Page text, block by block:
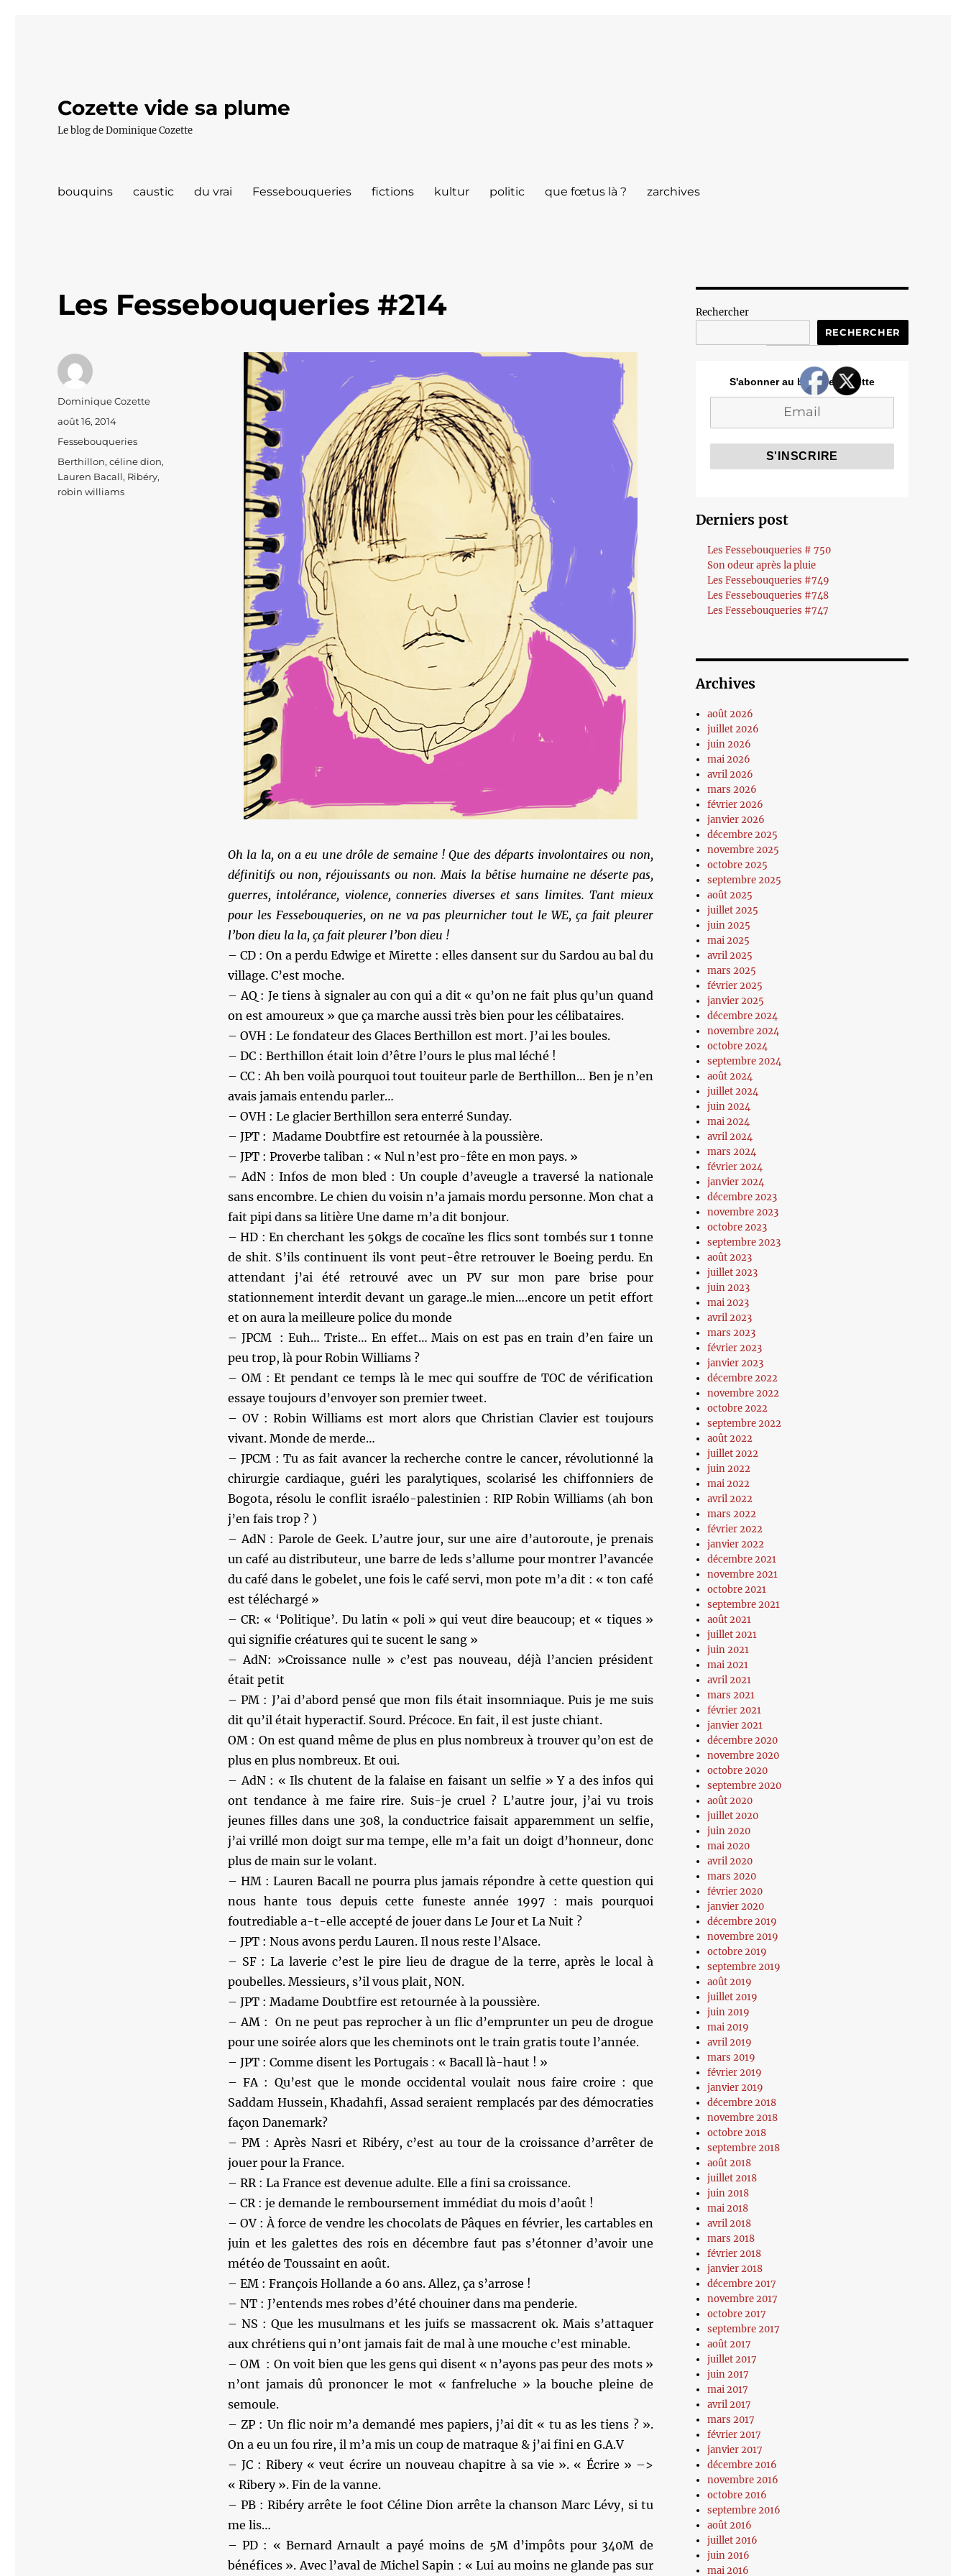
Cozette vide sa plume
Le blog de Dominique Cozette
bouquins caustic du vrai Fessebouqueries fictions kultur politic que fœtus là ? zarchives
Les Fessebouqueries #214
Oh la la, on a eu une drôle de semaine ! Que des départs involontaires ou non,
définitifs ou non, réjouissants ou non. Mais la bêtise humaine ne déserte pas,
guerres, intolérance, violence, conneries diverses et sans limites. Tant mieux
pour les Fessebouqueries, on ne va pas pleurnicher tout le WE, ça fait pleurer
l’bon dieu la la, ça fait pleurer l’bon dieu !
– CD : On a perdu Edwige et Mirette : elles dansent sur du Sardou au bal du
village. C’est moche.
– AQ : Je tiens à signaler au con qui a dit « qu’on ne fait plus qu’un quand
on est amoureux » que ça marche aussi très bien pour les célibataires.
– OVH : Le fondateur des Glaces Berthillon est mort. J’ai les boules.
– DC : Berthillon était loin d’être l’ours le plus mal léché !
– CC : Ah ben voilà pourquoi tout touiteur parle de Berthillon… Ben je n’en
avais jamais entendu parler…
– OVH : Le glacier Berthillon sera enterré Sunday.
– JPT : Madame Doubtfire est retournée à la poussière.
– JPT : Proverbe taliban : « Nul n’est pro-fête en mon pays. »
– AdN : Infos de mon bled : Un couple d’aveugle a traversé la nationale
sans encombre. Le chien du voisin n’a jamais mordu personne. Mon chat a
fait pipi dans sa litière Une dame m’a dit bonjour.
– HD : En cherchant les 50kgs de cocaïne les flics sont tombés sur 1 tonne
de shit. S’ils continuent ils vont peut-être retrouver le Boeing perdu. En
attendant j’ai été retrouvé avec un PV sur mon pare brise pour
stationnement interdit devant un garage..le mien….encore un petit effort
et on aura la meilleure police du monde
– JPCM : Euh… Triste… En effet… Mais on est pas en train d’en faire un
peu trop, là pour Robin Williams ?
– OM : Et pendant ce temps là le mec qui souffre de TOC de vérification
essaye toujours d’envoyer son premier tweet.
– OV : Robin Williams est mort alors que Christian Clavier est toujours
vivant. Monde de merde…
– JPCM : Tu as fait avancer la recherche contre le cancer, révolutionné la
chirurgie cardiaque, guéri les paralytiques, scolarisé les chiffonniers de
Bogota, résolu le conflit israélo-palestinien : RIP Robin Williams (ah bon
j’en fais trop ? )
– AdN : Parole de Geek. L’autre jour, sur une aire d’autoroute, je prenais
un café au distributeur, une barre de leds s’allume pour montrer l’avancée
du café dans le gobelet, une fois le café servi, mon pote m’a dit : « ton café
est téléchargé »
– CR: « ‘Politique’. Du latin « poli » qui veut dire beaucoup; et « tiques »
qui signifie créatures qui te sucent le sang »
– AdN: »Croissance nulle » c’est pas nouveau, déjà l’ancien président
était petit
– PM : J’ai d’abord pensé que mon fils était insomniaque. Puis je me suis
dit qu’il était hyperactif. Sourd. Précoce. En fait, il est juste chiant.
OM : On est quand même de plus en plus nombreux à trouver qu’on est de
plus en plus nombreux. Et oui.
– AdN : « Ils chutent de la falaise en faisant un selfie » Y a des infos qui
ont tendance à me faire rire. Suis-je cruel ? L’autre jour, j’ai vu trois
jeunes filles dans une 308, la conductrice faisait apparemment un selfie,
j’ai vrillé mon doigt sur ma tempe, elle m’a fait un doigt d’honneur, donc
plus de main sur le volant.
– HM : Lauren Bacall ne pourra plus jamais répondre à cette question qui
nous hante tous depuis cette funeste année 1997 : mais pourquoi
foutrediable a-t-elle accepté de jouer dans Le Jour et La Nuit ?
– JPT : Nous avons perdu Lauren. Il nous reste l’Alsace.
– SF : La laverie c’est le pire lieu de drague de la terre, après le local à
poubelles. Messieurs, s’il vous plait, NON.
– JPT : Madame Doubtfire est retournée à la poussière.
– AM : On ne peut pas reprocher à un flic d’emprunter un peu de drogue
pour une soirée alors que les cheminots ont le train gratis toute l’année.
– JPT : Comme disent les Portugais : « Bacall là-haut ! »
– FA : Qu’est que le monde occidental voulait nous faire croire : que
Saddam Hussein, Khadahfi, Assad seraient remplacés par des démocraties
façon Danemark?
– PM : Après Nasri et Ribéry, c’est au tour de la croissance d’arrêter de
jouer pour la France.
– RR : La France est devenue adulte. Elle a fini sa croissance.
– CR : je demande le remboursement immédiat du mois d’août !
– OV : À force de vendre les chocolats de Pâques en février, les cartables en
juin et les galettes des rois en décembre faut pas s’étonner d’avoir une
météo de Toussaint en août.
– EM : François Hollande a 60 ans. Allez, ça s’arrose !
– NT : J’entends mes robes d’été chouiner dans ma penderie.
– NS : Que les musulmans et les juifs se massacrent ok. Mais s’attaquer
aux chrétiens qui n’ont jamais fait de mal à une mouche c’est minable.
– OM : On voit bien que les gens qui disent « n’ayons pas peur des mots »
n’ont jamais dû prononcer le mot « fanfreluche » la bouche pleine de
semoule.
– ZP : Un flic noir m’a demandé mes papiers, j’ai dit « tu as les tiens ? ».
On a eu un fou rire, il m’a mis un coup de matraque & j’ai fini en G.A.V
– JC : Ribery « veut écrire un nouveau chapitre à sa vie ». « Écrire » –>
« Ribery ». Fin de la vanne.
– PB : Ribéry arrête le foot Céline Dion arrête la chanson Marc Lévy, si tu
me lis…
– PD : « Bernard Arnault a payé moins de 5M d’impôts pour 340M de
bénéfices ». Avec l’aval de Michel Sapin : « Lui au moins ne glande pas sur
Auteur
Dominique Cozette
Publié
août 16, 2014
Catégories
Fessebouqueries
Étiquettes
Berthillon,céline dion,
Lauren Bacall, Ribéry,
robin williams
Rechercher
RECHERCHER
S'abonner au blog de Cozette
Derniers post
Les Fessebouqueries # 750
Son odeur après la pluie
Les Fessebouqueries #749
Les Fessebouqueries #748
Les Fessebouqueries #747
Archives
août 2026
juillet 2026
juin 2026
mai 2026
avril 2026
mars 2026
février 2026
janvier 2026
décembre 2025
novembre 2025
octobre 2025
septembre 2025
août 2025
juillet 2025
juin 2025
mai 2025
avril 2025
mars 2025
février 2025
janvier 2025
décembre 2024
novembre 2024
octobre 2024
septembre 2024
août 2024
juillet 2024
juin 2024
mai 2024
avril 2024
mars 2024
février 2024
janvier 2024
décembre 2023
novembre 2023
octobre 2023
septembre 2023
août 2023
juillet 2023
juin 2023
mai 2023
avril 2023
mars 2023
février 2023
janvier 2023
décembre 2022
novembre 2022
octobre 2022
septembre 2022
août 2022
juillet 2022
juin 2022
mai 2022
avril 2022
mars 2022
février 2022
janvier 2022
décembre 2021
novembre 2021
octobre 2021
septembre 2021
août 2021
juillet 2021
juin 2021
mai 2021
avril 2021
mars 2021
février 2021
janvier 2021
décembre 2020
novembre 2020
octobre 2020
septembre 2020
août 2020
juillet 2020
juin 2020
mai 2020
avril 2020
mars 2020
février 2020
janvier 2020
décembre 2019
novembre 2019
octobre 2019
septembre 2019
août 2019
juillet 2019
juin 2019
mai 2019
avril 2019
mars 2019
février 2019
janvier 2019
décembre 2018
novembre 2018
octobre 2018
septembre 2018
août 2018
juillet 2018
juin 2018
mai 2018
avril 2018
mars 2018
février 2018
janvier 2018
décembre 2017
novembre 2017
octobre 2017
septembre 2017
août 2017
juillet 2017
juin 2017
mai 2017
avril 2017
mars 2017
février 2017
janvier 2017
décembre 2016
novembre 2016
octobre 2016
septembre 2016
août 2016
juillet 2016
juin 2016
mai 2016